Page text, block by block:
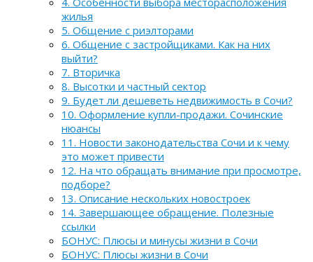
жилья
5. Общение с риэлторами
6. Общение с застройщиками. Как на них
выйти?
7. Вторичка
8. Высотки и частный сектор
9. Будет ли дешеветь недвижимость в Сочи?
10. Оформление купли-продажи. Сочинские
нюансы
11. Новости законодательства Сочи и к чему
это может привести
12. На что обращать внимание при просмотре,
подборе?
13. Описание нескольких новостроек
14. Завершающее обращение. Полезные
ссылки
БОНУС: Плюсы и минусы жизни в Сочи
БОНУС: Плюсы жизни в Сочи